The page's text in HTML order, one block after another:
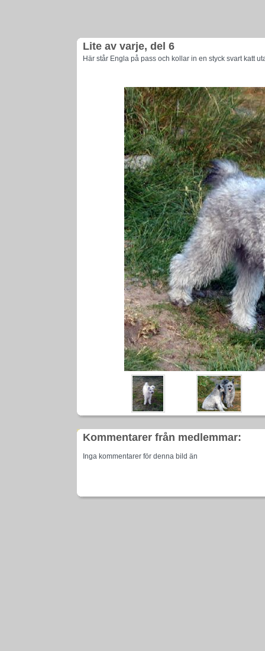
Lite av varje, del 6
Här står Engla på pass och kollar in en styck svart katt
Kommentarer från medlemmar:
Inga kommentarer för denna bild än